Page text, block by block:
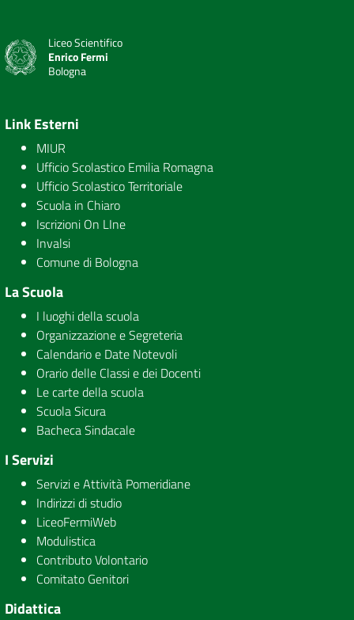
Liceo Scientifico
Enrico Fermi
Bologna
Link Esterni
MIUR
Ufficio Scolastico Emilia Romagna
Ufficio Scolastico Territoriale
Scuola in Chiaro
Iscrizioni On LIne
Invalsi
Comune di Bologna
La Scuola
I luoghi della scuola
Organizzazione e Segreteria
Calendario e Date Notevoli
Orario delle Classi e dei Docenti
Le carte della scuola
Scuola Sicura
Bacheca Sindacale
I Servizi
Servizi e Attività Pomeridiane
Indirizzi di studio
LiceoFermiWeb
Modulistica
Contributo Volontario
Comitato Genitori
Didattica